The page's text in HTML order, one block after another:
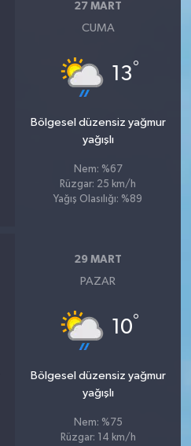
27 MART
CUMA
13°
Bölgesel düzensiz yağmur
yağışlı
Nem: %67
Rüzgar: 25 km/h
Yağış Olasılığı: %89
29 MART
PAZAR
10°
Bölgesel düzensiz yağmur
yağışlı
Nem: %75
Rüzgar: 14 km/h